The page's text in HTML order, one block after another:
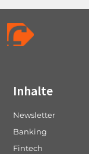
Inhalte
Newsletter
Banking
Fintech